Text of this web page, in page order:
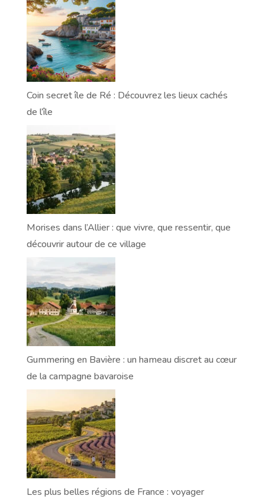
Coin secret île de Ré : Découvrez les lieux cachés
de l’île
Morises dans l’Allier : que vivre, que ressentir, que
découvrir autour de ce village
Gummering en Bavière : un hameau discret au cœur
de la campagne bavaroise
Les plus belles régions de France : voyager